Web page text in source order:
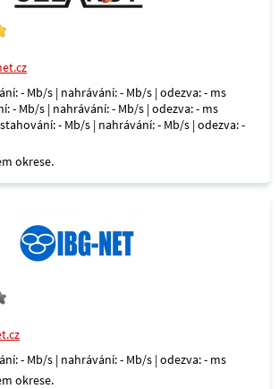
- Mb/s | nahrávání: - Mb/s | odezva: - ms
- Mb/s | nahrávání: - Mb/s | odezva: - ms
- Mb/s | nahrávání: - Mb/s | odezva: -
okrese.
- Mb/s | nahrávání: - Mb/s | odezva: - ms
okrese.